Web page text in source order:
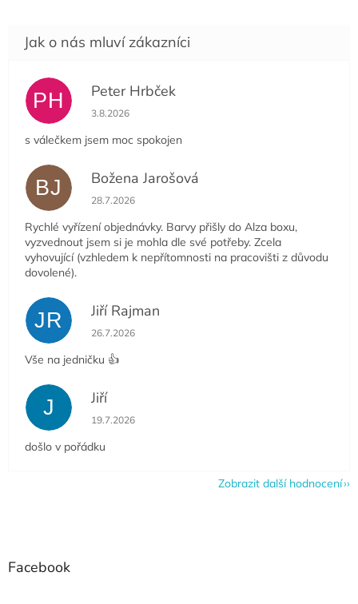
PH Peter Hrbček
Hodnocení obchodu je 5 z 5 hvězdiček.
3.8.2026
s válečkem jsem moc spokojen
BJ Božena Jarošová
Hodnocení obchodu je 5 z 5 hvězdiček.
28.7.2026
Rychlé vyřízení objednávky. Barvy přišly do Alza boxu,
vyzvednout jsem si je mohla dle své potřeby. Zcela
vyhovující (vzhledem k nepřítomnosti na pracovišti z důvodu
dovolené).
JR Jiří Rajman
Hodnocení obchodu je 5 z 5 hvězdiček.
26.7.2026
Vše na jedničku 👍
J Jiří
Hodnocení obchodu je 5 z 5 hvězdiček.
19.7.2026
došlo v pořádku
Zobrazit další hodnocení
Facebook